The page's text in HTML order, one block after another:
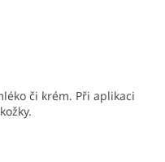
či krém. Při aplikaci